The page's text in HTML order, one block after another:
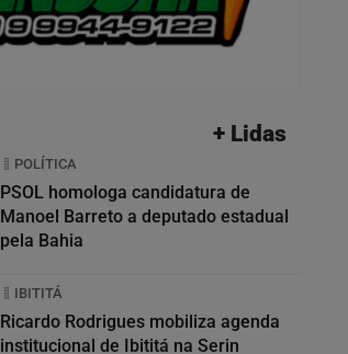
+ Lidas
POLÍTICA
PSOL homologa candidatura de
Manoel Barreto a deputado estadual
pela Bahia
IBITITÁ
Ricardo Rodrigues mobiliza agenda
institucional de Ibititá na Serin